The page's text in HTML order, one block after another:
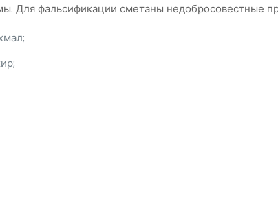
Для фальсификации сметаны недобросовестные